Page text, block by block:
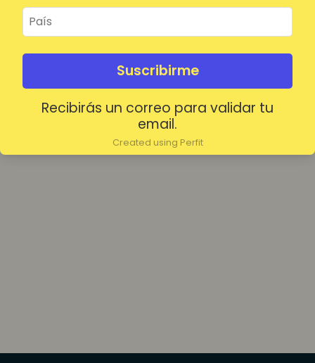
Suscribirme
Recibirás un correo para validar tu
email.
Created using Perfit
Mantenerme conectado
Acceder